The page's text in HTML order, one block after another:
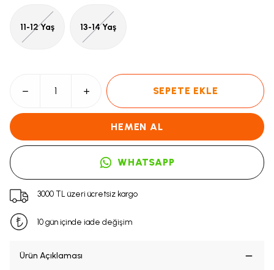
11-12 Yaş 13-14 Yaş
SEPETE EKLE
HEMEN AL
WHATSAPP
3000 TL üzeri ücretsiz kargo
10 gün içinde iade değişim
Ürün Açıklaması